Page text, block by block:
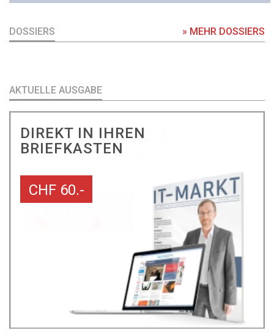
DOSSIERS » MEHR DOSSIERS
AKTUELLE AUSGABE
DIREKT IN IHREN
BRIEFKASTEN
CHF 60.-